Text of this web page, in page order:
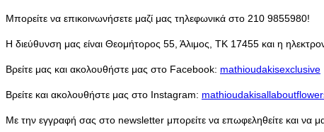
Μπορείτε να επικοινωνήσετε μαζί μας τηλεφωνικά στο 210 9855980!
Η διεύθυνση μας είναι Θεομήτορος 55, Άλιμος, ΤΚ 17455 και η
Βρείτε μας και ακολουθήστε μας στο Facebook: mathioudakisexclusive
Βρείτε και ακολουθήστε μας στο Instagram:
Με την εγγραφή σας στο newsletter μπορείτε να επωφεληθείτε και να